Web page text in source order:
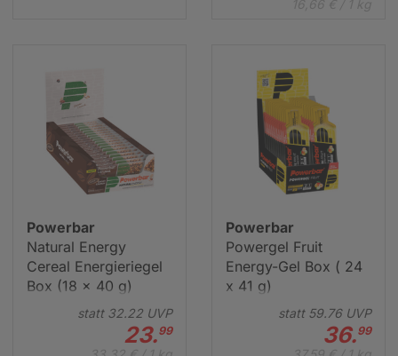
Powerbar Gel
Powerbar
Natural Energy
Cereal Energieriegel
Box (18 x 40 g)
statt 32.22 UVP
23.99
Powerbar
Powergel Fruit
Energy-Gel Box ( 24
x 41 g)
statt 59.76UVP
36.99